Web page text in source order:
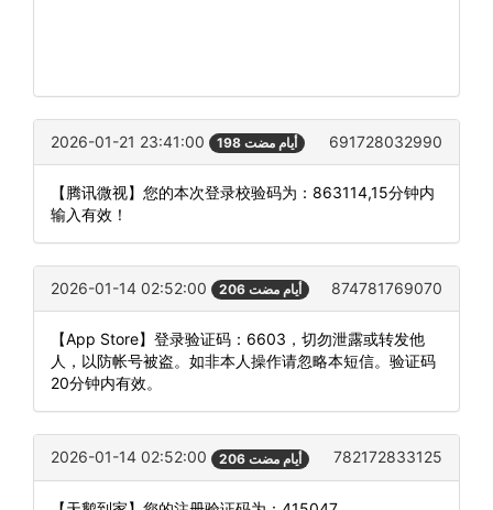
2026-01-21 23:41:00 198 أيام مضت 691728032990
【腾讯微视】您的本次登录校验码为：863114,15分钟内
输入有效！
2026-01-14 02:52:00 206 أيام مضت 874781769070
【App Store】登录验证码：6603，切勿泄露或转发他
人，以防帐号被盗。如非本人操作请忽略本短信。验证码
20分钟内有效。
2026-01-14 02:52:00 206 أيام مضت 782172833125